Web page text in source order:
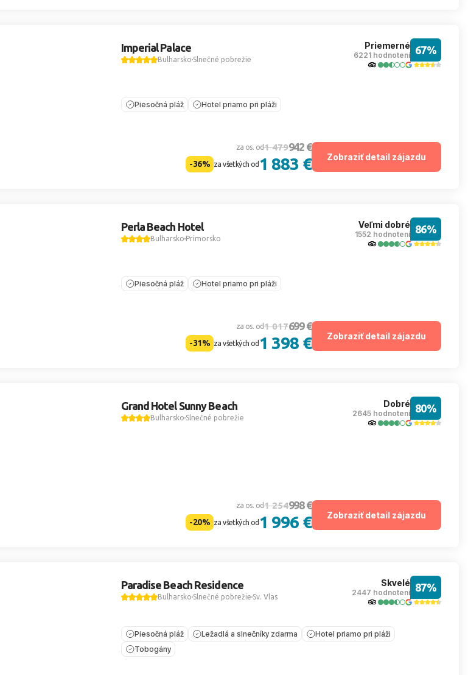
Imperial Palace
BulharskoSlnečné pobrežie
Priemerné
6221 hodnotení 67%
Piesočná pláž Hotel priamo pri pláži
za os. od1 479942 €
-36% za všetkých od 1 883 € Zobraziť detail zájazdu
Perla Beach Hotel
BulharskoPrimorsko
Veľmi dobré
1552 hodnotení 86%
Piesočná pláž Hotel priamo pri pláži
za os. od1 017699 €
-31% za všetkých od 1 398 € Zobraziť detail zájazdu
Grand Hotel Sunny Beach
BulharskoSlnečné pobrežie
Dobré
2645 hodnotení 80%
za os. od1 254998 €
-20% za všetkých od 1 996 € Zobraziť detail zájazdu
Paradise Beach Residence
BulharskoSlnečné pobrežieSv. Vlas
Skvelé
2447 hodnotení 87%
Piesočná pláž Ležadlá a slnečníky zdarma
Hotel priamo pri pláži
Tobogány